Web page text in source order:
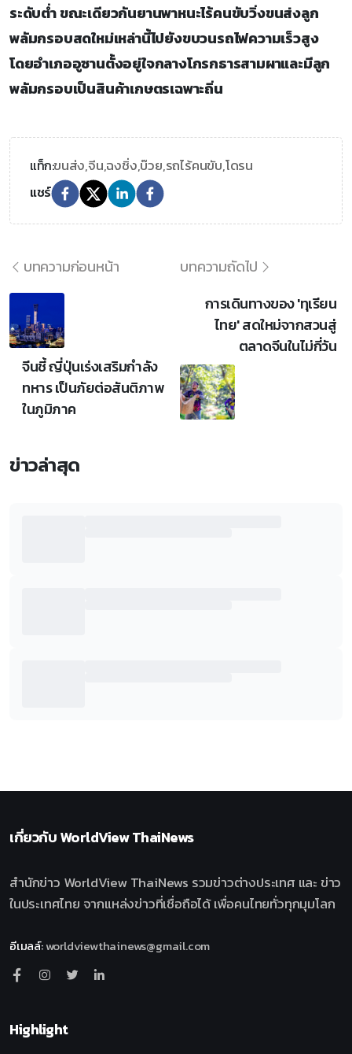
ระดับต่ำ ขณะเดียวกันยานพาหนะไร้คนขับวิ่งขนส่งลูก
พลัมกรอบสดใหม่เหล่านี้ไปยังขบวนรถไฟความเร็วสูง
โดยอำเภออูซานตั้งอยู่ใจกลางโกรกธารสามผาและมีลูก
พลัมกรอบเป็นสินค้าเกษตรเฉพาะถิ่น
แท็ก:ขนส่ง,จีน,ฉงชิ่ง,บ๊วย,รถไร้คนขับ,โดรน
แชร์
บทความก่อนหน้า
จีนชี้ ญี่ปุ่นเร่งเสริมกำลัง
ทหาร เป็นภัยต่อสันติภาพ
ในภูมิภาค
บทความถัดไป
การเดินทางของ 'ทุเรียน
ไทย' สดใหม่จากสวนสู่
ตลาดจีนในไม่กี่วัน
ข่าวล่าสุด
เกี่ยวกับWorldView ThaiNews
สำนักข่าว WorldView ThaiNews รวมข่าวต่างประเทศ และ ข่าว
ในประเทศไทย จากแหล่งข่าวที่เชื่อถือได้ เพื่อคนไทยทั่วทุกมุมโลก
อีเมลล์:worldviewthainews@gmail.com
Highlight